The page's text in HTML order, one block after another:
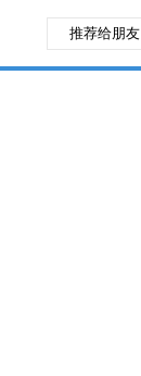
推荐给朋友